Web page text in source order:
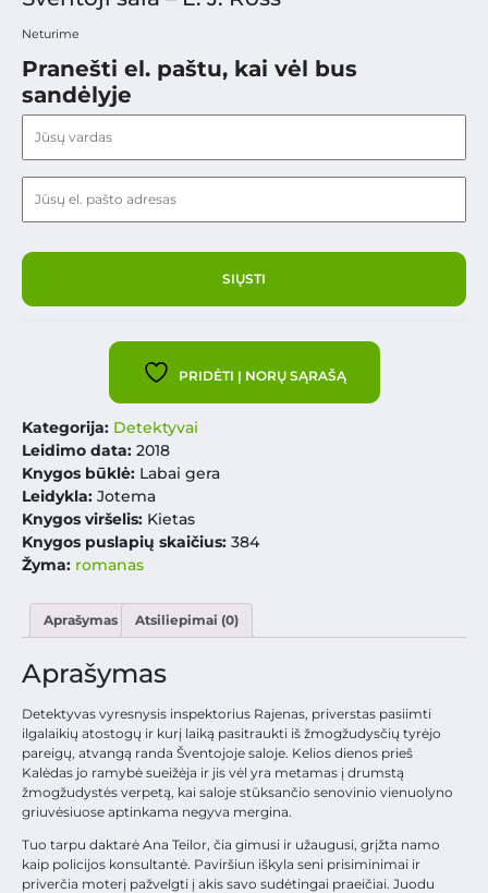
Neturime
Pranešti el. paštu, kai vėl bus
sandėlyje
PRIDĖTI Į NORŲ SĄRAŠĄ
Kategorija: Detektyvai
Leidimo data: 2018
Knygos būklė: Labai gera
Leidykla: Jotema
Knygos viršelis: Kietas
Knygos puslapių skaičius: 384
Žyma: romanas
Aprašymas Atsiliepimai (0)
Aprašymas
Detektyvas vyresnysis inspektorius Rajenas, priverstas pasiimti
ilgalaikių atostogų ir kurį laiką pasitraukti iš žmogžudysčių tyrėjo
pareigų, atvangą randa Šventojoje saloje. Kelios dienos prieš
Kalėdas jo ramybė sueižėja ir jis vėl yra metamas į drumstą
žmogžudystės verpetą, kai saloje stūksančio senovinio vienuolyno
griuvėsiuose aptinkama negyva mergina.
Tuo tarpu daktarė Ana Teilor, čia gimusi ir užaugusi, grįžta namo
kaip policijos konsultantė. Paviršiun iškyla seni prisiminimai ir
priverčia moterį pažvelgti į akis savo sudėtingai praeičiai. Juodu